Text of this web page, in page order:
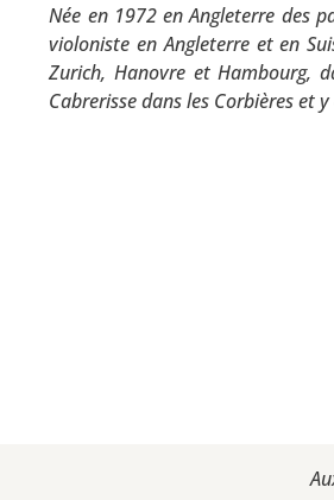
Née en 1972 en Angleterre des
violoniste en Angleterre et en
Zurich, Hanovre et Hambourg,
Cabrerisse dans les Corbières et